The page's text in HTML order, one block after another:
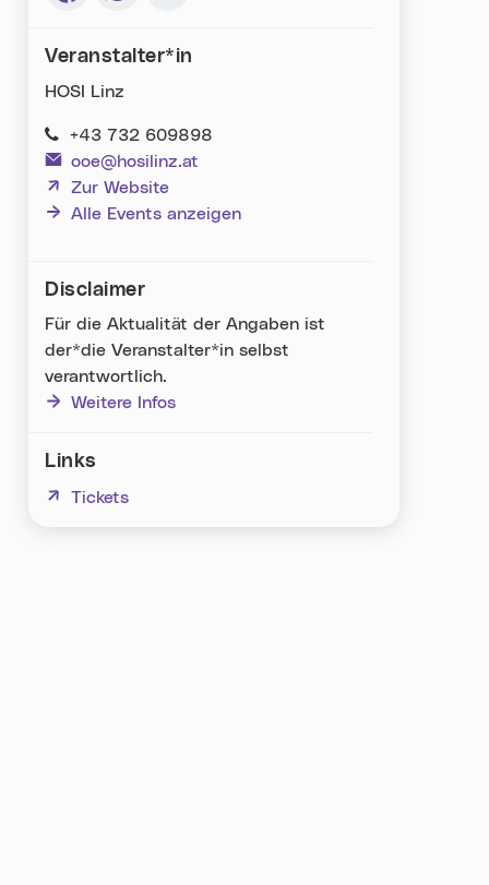
Veranstalter*in
HOSI Linz
+43 732 609898
ooe@hosilinz.at
Zur Website
(neues Fenster)
Alle Events anzeigen
Disclaimer
Für die Aktualität der Angaben ist
der*die Veranstalter*in selbst
verantwortlich.
Weitere Infos
Links
Tickets
(neues Fenster)